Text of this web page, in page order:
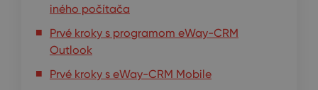
iného počítača
Prvé kroky s programom eWay-CRM
Outlook
Prvé kroky s eWay-CRM Mobile